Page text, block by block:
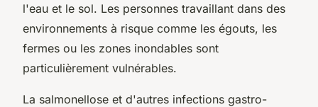
l'eau et le sol. Les personnes travaillant dans des
environnements à risque comme les égouts, les
fermes ou les zones inondables sont
particulièrement vulnérables.
La salmonellose et d'autres infections gastro-